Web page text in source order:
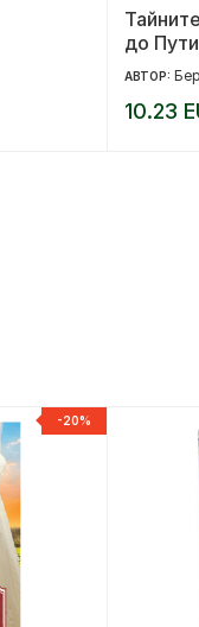
до
АВТОР:
10.23
-20%